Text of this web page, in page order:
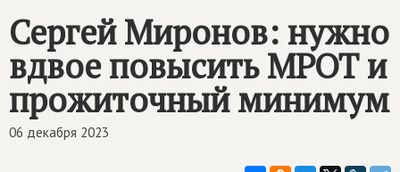
Контакты
Сергей Миронов: нужно
вдвое повысить МРОТ и
прожиточный минимум
06 декабря 2023